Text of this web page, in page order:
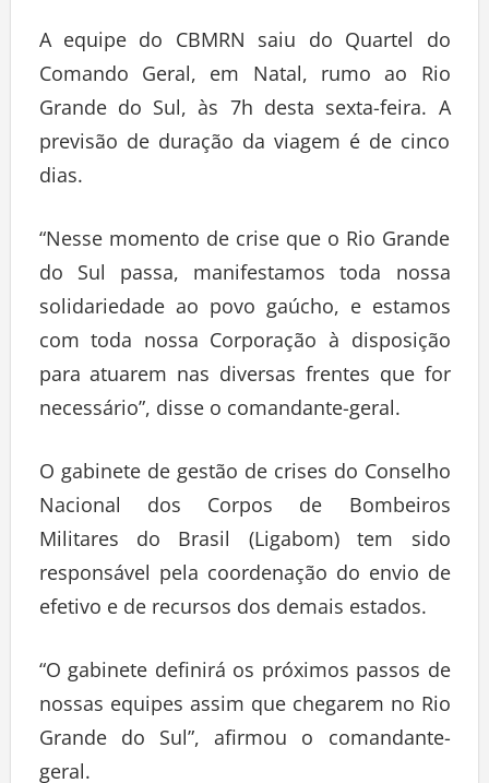
A equipe do CBMRN saiu do Quartel do
Comando Geral, em Natal, rumo ao Rio
Grande do Sul, às 7h desta sexta-feira. A
previsão de duração da viagem é de cinco
dias.
“Nesse momento de crise que o Rio Grande
do Sul passa, manifestamos toda nossa
solidariedade ao povo gaúcho, e estamos
com toda nossa Corporação à disposição
para atuarem nas diversas frentes que for
necessário”, disse o comandante-geral.
O gabinete de gestão de crises do Conselho
Nacional dos Corpos de Bombeiros
Militares do Brasil (Ligabom) tem sido
responsável pela coordenação do envio de
efetivo e de recursos dos demais estados.
“O gabinete definirá os próximos passos de
nossas equipes assim que chegarem no Rio
Grande do Sul”, afirmou o comandante-
geral.